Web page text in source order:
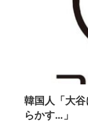
韓国人「大
らかす…」